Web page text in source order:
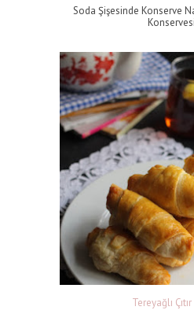
Soda Şişesinde Konserve
Tereyağlı